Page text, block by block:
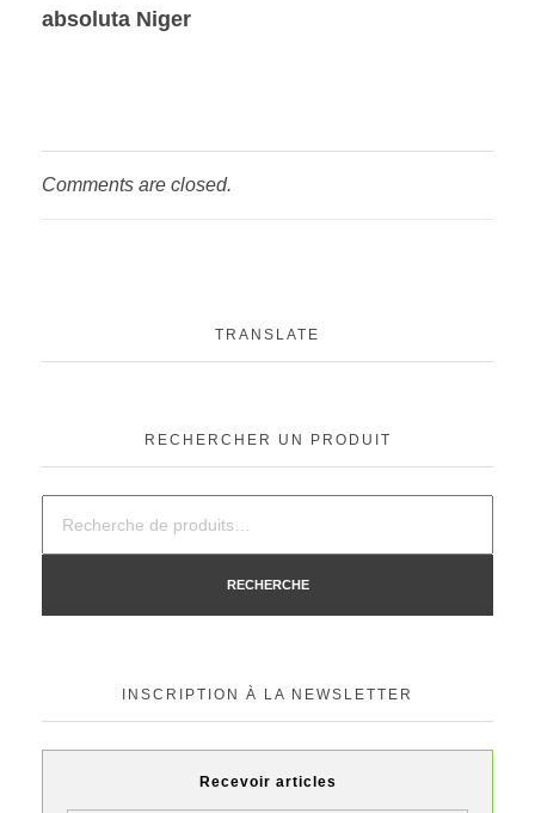
absoluta Niger
Comments are closed.
TRANSLATE
RECHERCHER UN PRODUIT
RECHERCHE
INSCRIPTION À LA NEWSLETTER
Recevoir articles